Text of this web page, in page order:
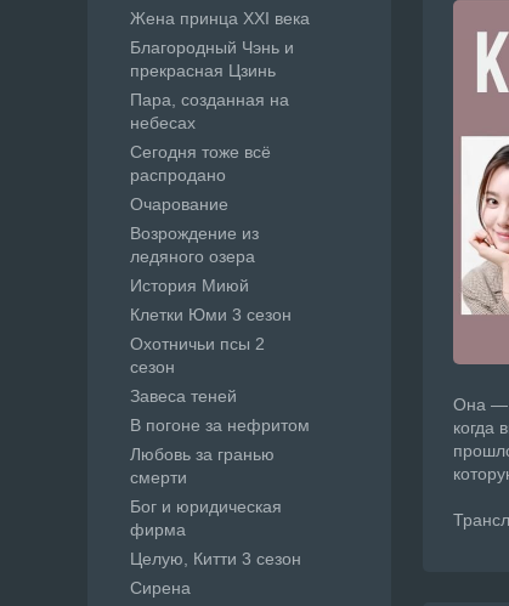
Она —
когда
Жена принца XXI века
Благородный Чэнь и
прекрасная Цзинь
Пара, созданная на
небесах
Сегодня тоже всё
распродано
Очарование
Возрождение из
ледяного озера
История Миюй
Клетки Юми 3 сезон
Охотничьи псы 2
сезон
Завеса теней
В погоне за нефритом
Любовь за гранью
смерти
Бог и юридическая
фирма
Целую, Китти 3 сезон
Сирена